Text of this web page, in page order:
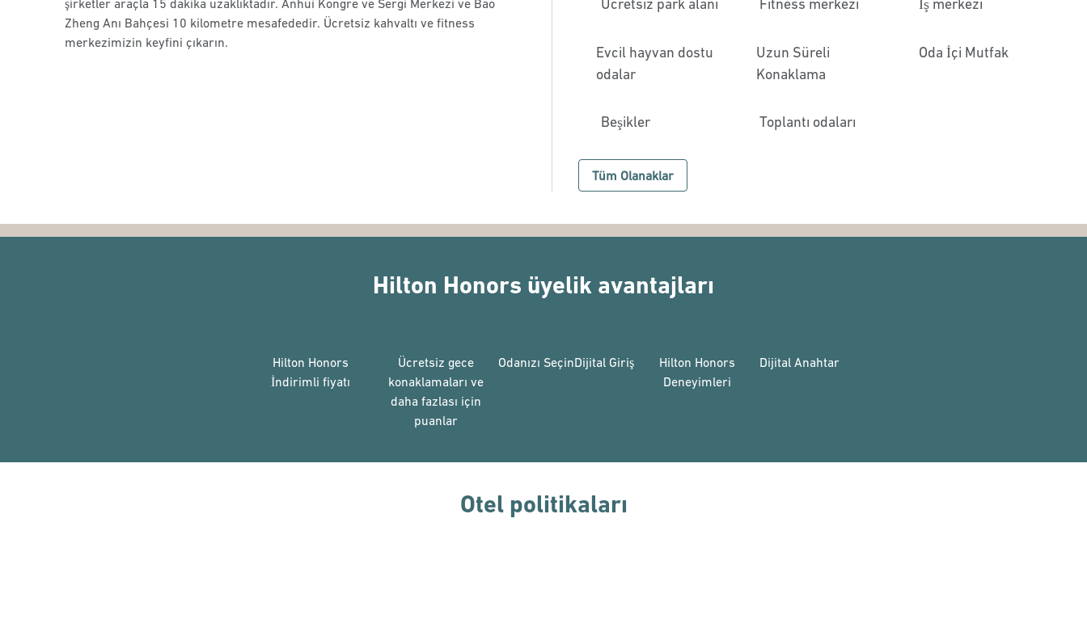
şirketler araçla 15 dakika uzaklıktadır. Anhui Kongre ve Sergi Merkezi ve Bao
Zheng Anı Bahçesi 10 kilometre mesafededir. Ücretsiz kahvaltı ve fitness
merkezimizin keyfini çıkarın.
Ücretsiz park alanı Fitness merkezi İş merkezi
Evcil hayvan dostu
odalar
Uzun Süreli
Konaklama
Oda İçi Mutfak
Beşikler Toplantı odaları
Tüm Olanaklar
Hilton Honors üyelik avantajları
Hilton Honors
İndirimli fiyatı
Ücretsiz gece
konaklamaları ve
daha fazlası için
puanlar
Odanızı SeçinDijital Giriş
Hilton Honors
Deneyimleri
Dijital Anahtar
Otel politikaları